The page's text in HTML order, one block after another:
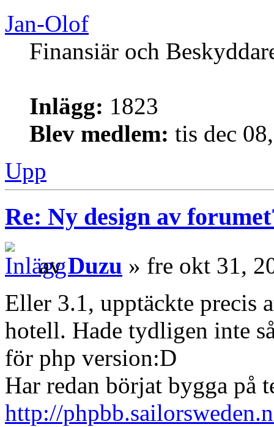
Jan-Olof
Finansiär och
Inlägg: 1823
Blev medlem: tis dec
Upp
Re: Ny design av
avDuzu » fre okt 31,
Eller 3.1, upptäckte precis
hotell. Hade tydligen inte
för php version:D
Har redan börjat bygga på
http://